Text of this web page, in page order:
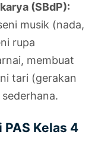
(SBdP):
musik (nada,
rupa
membuat
tari (gerakan
Kelas 4